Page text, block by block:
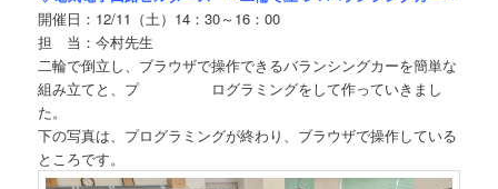
開催日：12/11（土）14：30～16：00
担 当：今村先生
二輪で倒立し、ブラウザで操作できるバランシングカーを簡単な
組み立てと、プ ログラミングをして作っていきまし
た。
下の写真は、プログラミングが終わり、ブラウザで操作している
ところです。